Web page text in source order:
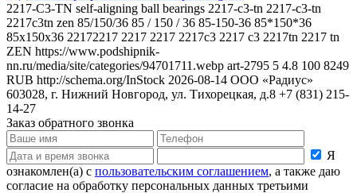
2217-C3-TN self-aligning ball bearings 2217-c3-tn 2217-c3-tn
2217c3tn zen 85/150/36 85 / 150 / 36 85-150-36 85*150*36
85x150x36 22172217 2217 2217 2217c3 2217 c3 2217tn 2217 tn
ZEN https://www.podshipnik-
nn.ru/media/site/categories/94701711.webp art-2795 5 4.8 100 8249
RUB http://schema.org/InStock 2026-08-14 ООО «Радиус»
603028, г. Нижний Новгород, ул. Тихорецкая, д.8 +7 (831) 215-
14-27
Заказ обратного звонка
Я
ознакомлен(а) с пользовательским соглашением, а также даю
согласие на обработку персональных данных третьими